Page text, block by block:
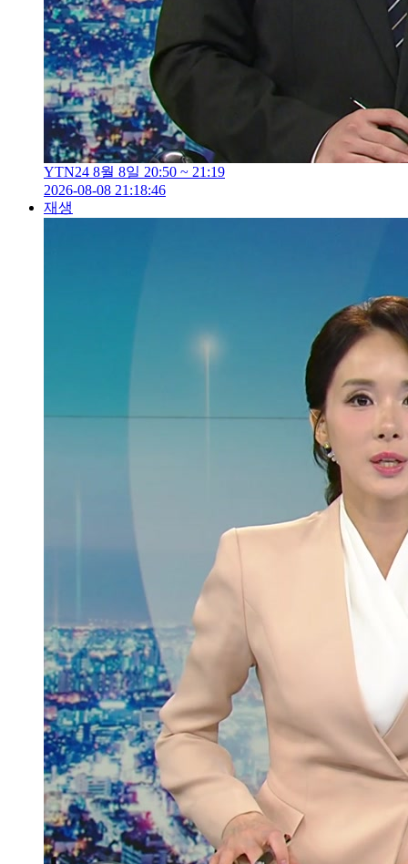
YTN24 8월 8일 20:50 ~ 21:19
2026-08-08 21:18:46
재생